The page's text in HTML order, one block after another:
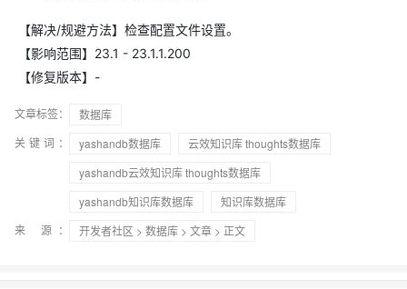
【解决/规避方法】检查配置文件设置。
【影响范围】23.1 - 23.1.1.200
【修复版本】-
文章标签：
数据库
关键词：
yashandb数据库
云效知识库 thoughts数据库
yashandb云效知识库 thoughts数据库
yashandb知识库数据库
知识库数据库
来 源：
开发者社区 > 数据库 > 文章 > 正文